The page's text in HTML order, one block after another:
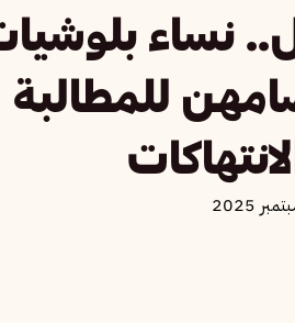
نساء
للمطالبة